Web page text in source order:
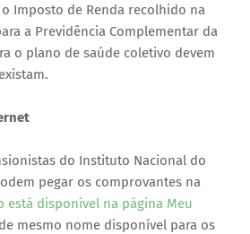
Imposto de Renda recolhido na
a Previdência Complementar da
o plano de saúde coletivo devem
do Instituto Nacional do
pegar os comprovantes na
está disponível na página Meu
mesmo nome disponível para os